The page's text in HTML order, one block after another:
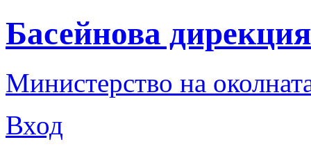
Басейнова
Министерство на
Вход